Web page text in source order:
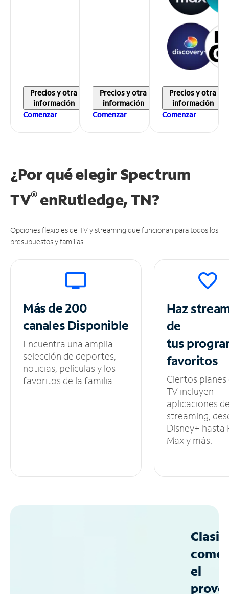
Precios y otra
información
Comenzar
Precios y otra
información
Comenzar
Precios y otra
información
Comenzar
¿Por qué elegir Spectrum
TV®enRutledge, TN?
Opciones flexibles de TV y streaming que funcionan para todos los
presupuestos y familias.
Más de 200
canalesDisponible
Encuentra una amplia
selección de deportes,
noticias, películas y los
favoritos de la familia.
Haz
de
tus
favoritos
Ciertos planes
TV incluyen
aplicaciones
streaming,
Disney+ hasta
Max y más.
como
el